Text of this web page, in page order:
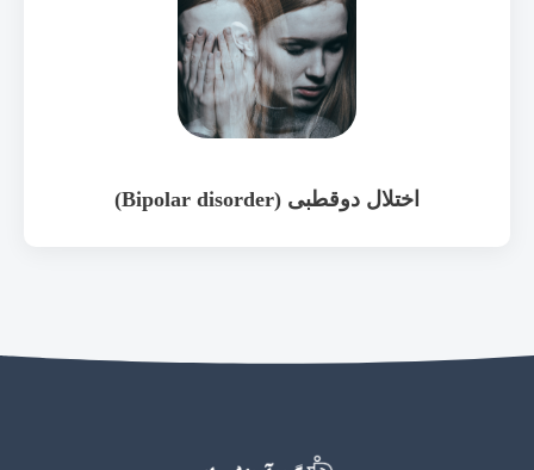
اختلال دوقطبی (Bipolar disorder)